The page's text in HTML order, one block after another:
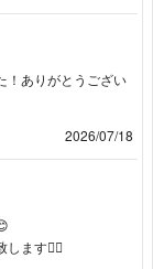
！ありがとうござい
2026/07/18
ます🙇‍♀️